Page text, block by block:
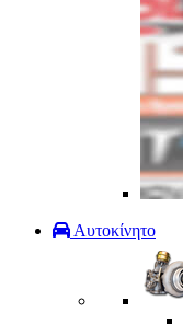
Αυτοκίνητο